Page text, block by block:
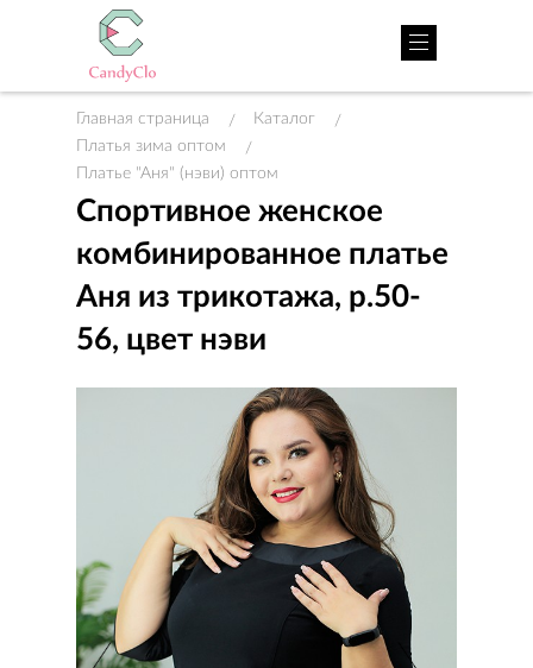
Главная страница / Каталог
/
Платья зима оптом
/
Платье "Аня" (нэви) оптом
Спортивное женское
комбинированное платье
Аня из трикотажа, р.50-
56, цвет нэви